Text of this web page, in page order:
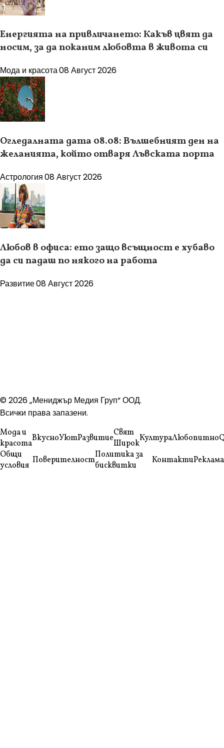
Енергията на привличането: Какъв цвят да
носим, за да поканим любовта в живота си
Мода и красота08 Август 2026
Огледалната дата 08.08: Вълшебният ден на
желанията, който отваря Лъвската порта
Астрология08 Август 2026
Любов в офиса: ето защо всъщност е хубаво
да си падаш по някого на работа
Развитие08 Август 2026
© 2026 „Мениджър Медия Груп“ ООД.
Всички права запазени.
Мода и
красотаВкусноУютРазвитиеСвят
ШирокКултураЛюбопитно
Общи
условия ПоверителностПолитика за
бисквитки
КонтактиРеклама